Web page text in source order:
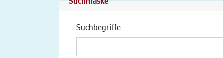
Suchbegriffe